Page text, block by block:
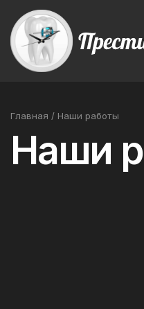
Главная / Наши работы
Наши